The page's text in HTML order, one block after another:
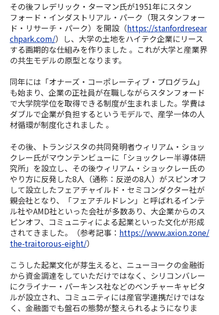
その後フレデリック・ターマン氏が1951年にスタン
フォード・インダストリアル・パーク（現スタンフォー
ド・リサーチ・パーク）を開設（https://stanfordresear
chpark.com/）し、大学の土地をハイテク企業にリース
する画期的な仕組みを作りました 。これが大学と産業界
の共生モデルの原型となります。
同年には「オナーズ・コーポレーティブ・プログラム」
も始まり、企業の正社員が在職しながらスタンフォード
で大学院学位を取得できる制度が生まれました。学費は
ダブルで企業が負担するというモデルで、産学一体の人
材循環が制度化されました 。
その後、トランジスタの共同発明者ウィリアム・ショッ
クレー氏がマウンテンビューに「ショックレー半導体研
究所」を設立し、その後ウィリアム・ショックレー氏の
やり方に反発した8人（通称：反逆の8人）がスピンオフ
して設立したフェアチャイルド・セミコンダクター社が
親会社となり、「フェアチルドレン」と呼ばれるインテ
ル社やAMD社といった会社が多数あり、大企業からのス
ピンオフ、コミュニティによる起業といった文化が形成
されてきました。（参考記事： https://www.axion.zone/
the-traitorous-eight/）
こうした起業文化が芽生えると、ニューヨークの金融街
から資金調達をしていただけではなく、シリコンバレー
にクライナー・パーキンス社などのベンチャーキャピタ
ルが設立され、コミュニティには産官学連携だけではな
く、金融面でも盤石の態勢が整えられるようになりま